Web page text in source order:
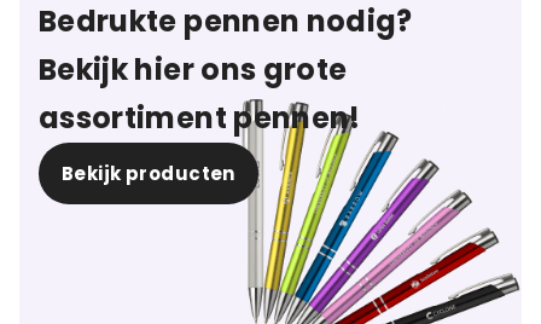
Bedrukte pennen nodig?
Bekijk hier ons grote
assortiment pennen!
Bekijk producten